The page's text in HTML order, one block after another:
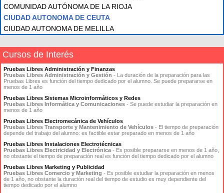
COMUNIDAD AUTÓNOMA DE LA RIOJA
CIUDAD AUTONOMA DE CEUTA
CIUDAD AUTONOMA DE MELILLA
Cursos de Interés
Pruebas Libres Administración y Finanzas
Pruebas Libres Administración y Gestión - La duración de la preparación para las
Pruebas Libres es función del tiempo dedicado por el alumno. Se puede prepararse en
menos de 1 año
Pruebas Libres Sistemas Microinformáticos y Redes
Pruebas Libres Informática y Comunicaciones - Se puede estudiar la preparación en
menos de 1 año
Pruebas Libres Electromecánica de Vehículos
Pruebas Libres Transporte y Mantenimiento de Vehículos - El tiempo de preparación
depende del trabajo del alumno: es factible estar preparado en menos de 1 año
Pruebas Libres Instalaciones Electrotécnicas
Pruebas Libres Electricidad y Electrónica - Es posible prepararse en menos de 1 año,
no obstante el tiempo de preparación real es función del tiempo dedicado por el alumno
Pruebas Libres Marketing y Publicidad
Pruebas Libres Comercio y Marketing - Es posible estudiar la preparación en menos
de 1 año, no obstante la duración real del tiempo de estudio es muy dependiente del
tiempo dedicado por el alumno